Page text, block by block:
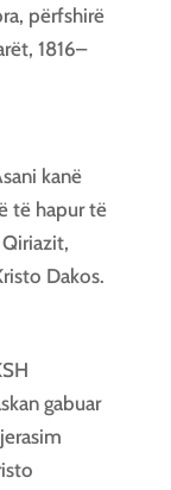
përfshirë
1816–
kanë
të hapur të
Dakos.
gabuar